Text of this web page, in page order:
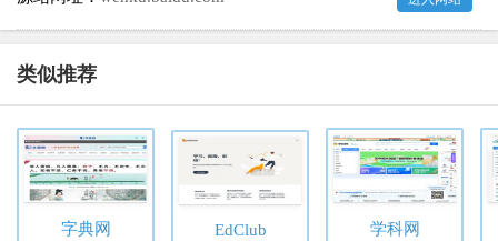
类似推荐
字典网 EdClub 学科网